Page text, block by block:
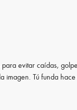
para evitar caídas,
imagen. Tú funda